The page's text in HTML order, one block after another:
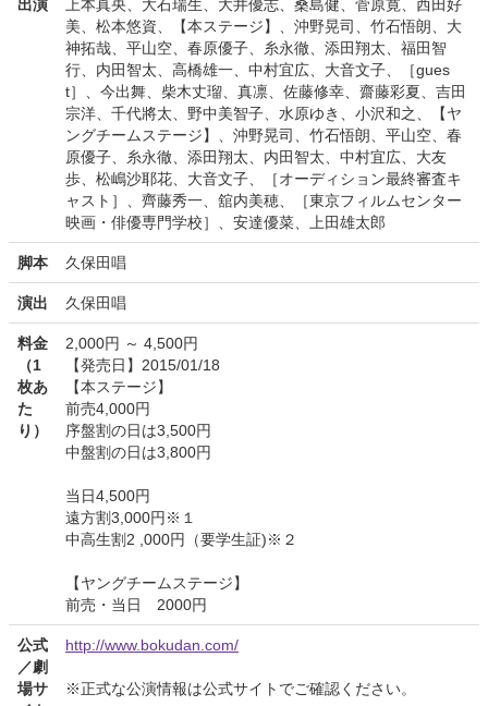
出演
上本真央、大石瑞生、大井優志、桑島健、菅原寛、西田好
美、松本悠資、【本ステージ】、沖野晃司、竹石悟朗、大
神拓哉、平山空、春原優子、糸永徹、添田翔太、福田智
行、内田智太、高橋雄一、中村宜広、大音文子、［gues
t］、今出舞、柴木丈瑠、真凛、佐藤修幸、齋藤彩夏、吉田
宗洋、千代將太、野中美智子、水原ゆき、小沢和之、【ヤ
ングチームステージ】、沖野晃司、竹石悟朗、平山空、春
原優子、糸永徹、添田翔太、内田智太、中村宜広、大友
歩、松嶋沙耶花、大音文子、［オーディション最終審査キ
ャスト］、齊藤秀一、舘内美穂、［東京フィルムセンター
映画・俳優専門学校］、安達優菜、上田雄太郎
脚本 久保田唱
演出 久保田唱
料金
（1
枚あ
た
り）
2,000円 ～ 4,500円
【発売日】2015/01/18
【本ステージ】
前売4,000円
序盤割の日は3,500円
中盤割の日は3,800円
当日4,500円
遠方割3,000円※１
中高生割2 ,000円（要学生証)※２
【ヤングチームステージ】
前売・当日 2000円
公式
／劇
場サ
http://www.bokudan.com/
※正式な公演情報は公式サイトでご確認ください。